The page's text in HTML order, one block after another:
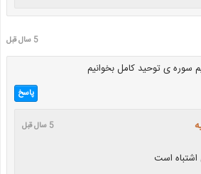
5 سال قبل
سوره ی توحید کامل بخوانیم
پاسخ
5 سال قبل
اشتباه است